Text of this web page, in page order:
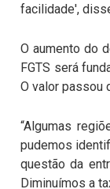
facilidade',
O aumento do
FGTS será
O valor passou
“Algumas
pudemos
questão da
Diminuímos a